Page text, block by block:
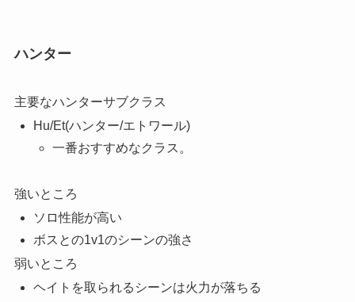
ハンター
主要なハンターサブクラス
Hu/Et(ハンター/エトワール)
一番おすすめなクラス。
強いところ
ソロ性能が高い
ボスとの1v1のシーンの強さ
弱いところ
ヘイトを取られるシーンは火力が落ちる